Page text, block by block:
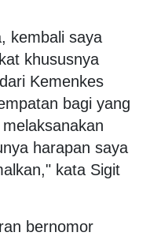
kembali saya
khususnya
Kemenkes
bagi yang
harapan saya
kata Sigit
bernomor